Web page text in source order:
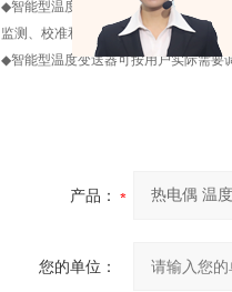
◆智能型温度变送器可通过HART调制
监测、校准和维护功能；
◆智能型温度变送器可按用户实际需要
产品：
您的单位：